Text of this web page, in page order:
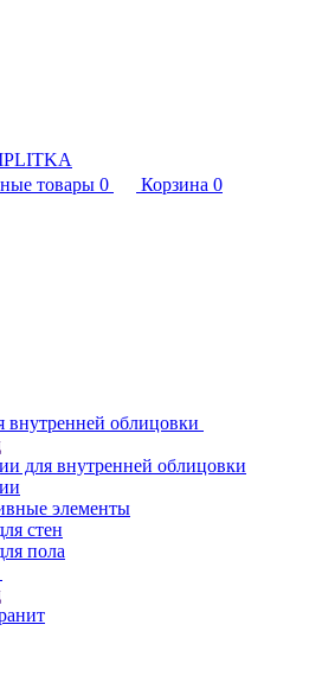
товары 0 Корзина 0
внутренней облицовки
для внутренней облицовки
элементы
стен
пола